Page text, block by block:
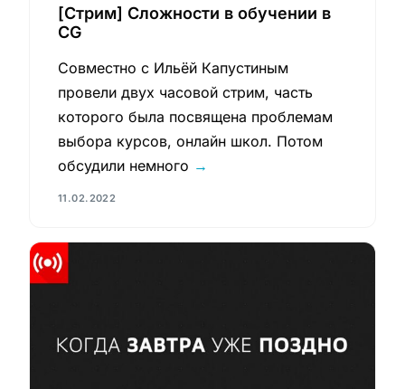
[Стрим] Сложности в обучении в
CG
Совместно с Ильёй Капустиным
провели двух часовой стрим, часть
которого была посвящена проблемам
выбора курсов, онлайн школ. Потом
обсудили немного →
11.02.2022